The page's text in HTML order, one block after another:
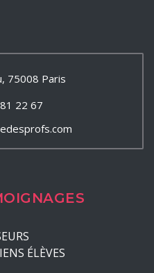
75008 Paris
22 67
ÉLÈVES